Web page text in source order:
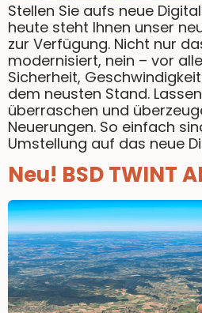
Stellen Sie aufs neue
heute steht Ihnen unser
zur Verfügung. Nicht nur
modernisiert, nein – vor
Sicherheit,
dem neusten Stand.
überraschen und
Neuerungen. So einfach
Umstellung auf das neue
Neu! BSD TWINT